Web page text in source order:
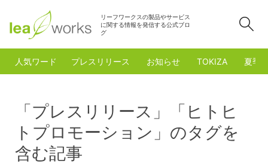
リーフワークスの製品やサービス
に関する情報を発信する公式ブロ
グ
人気ワード プレスリリース お知らせ TOKIZA 夏季
「プレスリリース」「ヒトヒ
トプロモーション」のタグを
含む記事